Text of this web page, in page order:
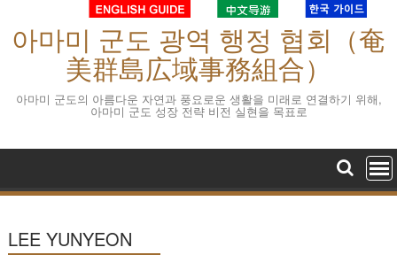
t
아마미 군도 광역 행정 협회（奄
美群島広域事務組合）
아마미 군도의 아름다운 자연과 풍요로운 생활을 미래로 연결하기 위해,
아마미 군도 성장 전략 비전 실현을 목표로
LEE YUNYEON